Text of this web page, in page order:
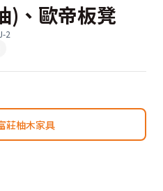
)、歐帝板凳
2
莊柚木家具